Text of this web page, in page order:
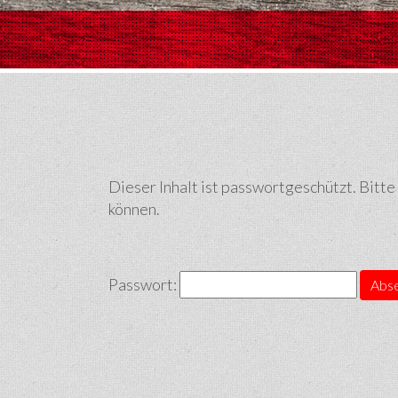
Dieser Inhalt ist passwortgeschützt. Bitte
können.
Passwort: